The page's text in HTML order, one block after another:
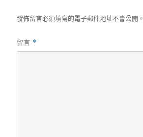
發佈留言必須填寫的電子郵件地址不會公開。
留言 *